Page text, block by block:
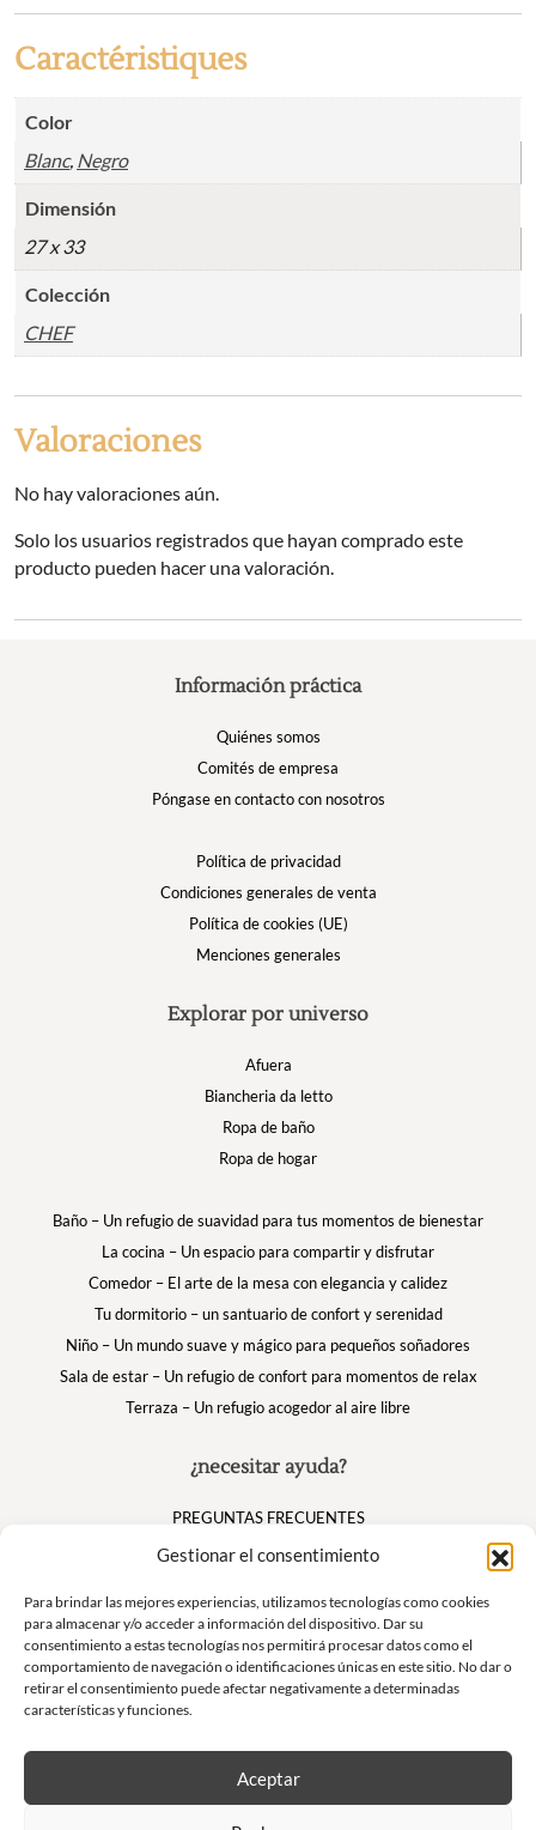
Gestionar el consentimiento
Para brindar las mejores experiencias, utilizamos tecnologías como cookies
para almacenar y/o acceder a información del dispositivo. Dar su
consentimiento a estas tecnologías nos permitirá procesar datos como el
comportamiento de navegación o identificaciones únicas en este sitio. No dar o
retirar el consentimiento puede afectar negativamente a determinadas
características y funciones.
Aceptar
Caractéristiques
Color
Blanc, Negro
Dimensión
27 x 33
Colección
CHEF
Valoraciones
No hay valoraciones aún.
Solo los usuarios registrados que hayan comprado este
producto pueden hacer una valoración.
¿necesitar ayuda?
PREGUNTAS FRECUENTES
Mi cuenta
Suivez nous
Información práctica
Quiénes somos
Comités de empresa
Póngase en contacto con nosotros
Política de privacidad
Condiciones generales de venta
Política de cookies (UE)
Menciones generales
Explorar por universo
Afuera
Biancheria da letto
Ropa de baño
Ropa de hogar
Baño – Un refugio de suavidad para tus momentos de bienestar
La cocina – Un espacio para compartir y disfrutar
Comedor – El arte de la mesa con elegancia y calidez
Tu dormitorio – un santuario de confort y serenidad
Niño – Un mundo suave y mágico para pequeños soñadores
Sala de estar – Un refugio de confort para momentos de relax
Terraza – Un refugio acogedor al aire libre
Boletín